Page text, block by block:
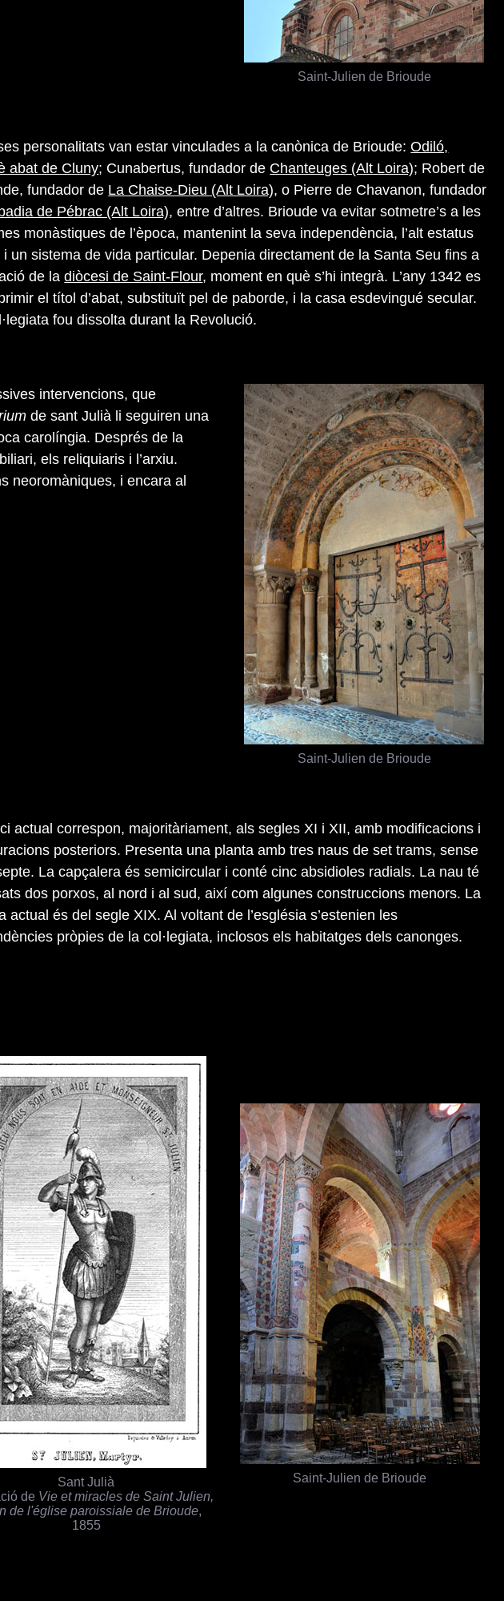
Saint-Julien de Brioude
personalitats van estar vinculades a la canònica de Brioude:Odiló,
abat de Cluny; Cunabertus, fundador de Chanteuges (Alt Loira); Robert de
fundador de La Chaise-Dieu (Alt Loira), o Pierre de Chavanon, fundador
de Pébrac (Alt Loira), entre d’altres. Brioude va evitar sotmetre’s a les
monàstiques de l’època, mantenint la seva independència, l’alt estatus
i un sistema de vida particular. Depenia directament de la Santa Seu fins a
de ladiòcesi de Saint-Flour, moment en què s’hi integrà. L’any 1342 es
el títol d’abat, substituït pel de paborde, i la casa esdevingué secular.
fou dissolta durant la Revolució.
intervencions, que
de sant Julià li seguiren una
carolíngia. Després de la
els reliquiaris i l’arxiu.
neoromàniques, i encara al
Saint-Julien de Brioude
actual correspon, majoritàriament, als segles XI i XII, amb modificacions i
posteriors. Presenta una planta amb tres naus de set trams, sense
La capçalera és semicircular i conté cinc absidioles radials. La nau té
dos porxos, al nord i al sud, així com algunes construccions menors. La
actual és del segle XIX. Al voltant de l’església s’estenien les
pròpies de la col·legiata, inclosos els habitatges dels canonges.
Sant Julià
de Vie et miracles de Saint Julien,
de l'église paroissiale de Brioude,
1855
Saint-Julien de Brioude